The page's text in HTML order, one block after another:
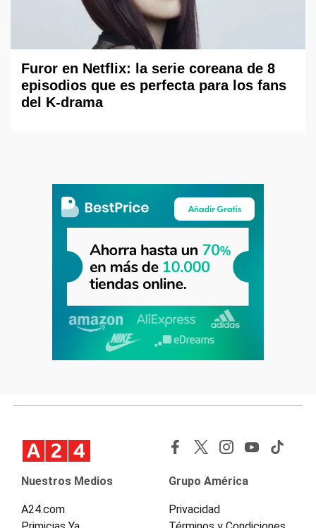
Furor en Netflix: la serie coreana de 8
episodios que es perfecta para los fans
del K-drama
Nuestros Medios
A24.com
Grupo América
Privacidad